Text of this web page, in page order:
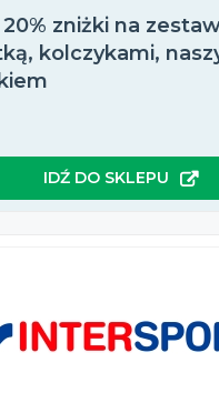
zniżki na
kolczykami,
IDŹ DO SKLEPU